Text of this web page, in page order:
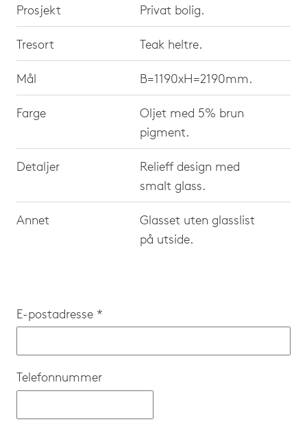
Prosjekt Privat bolig.
Tresort Teak heltre.
Mål B=1190xH=2190mm.
Farge
Oljet med 5% brun
pigment.
Detaljer
Relieff design med
smalt glass.
Annet
Glasset uten glasslist
på utside.
E-postadresse *
Telefonnummer